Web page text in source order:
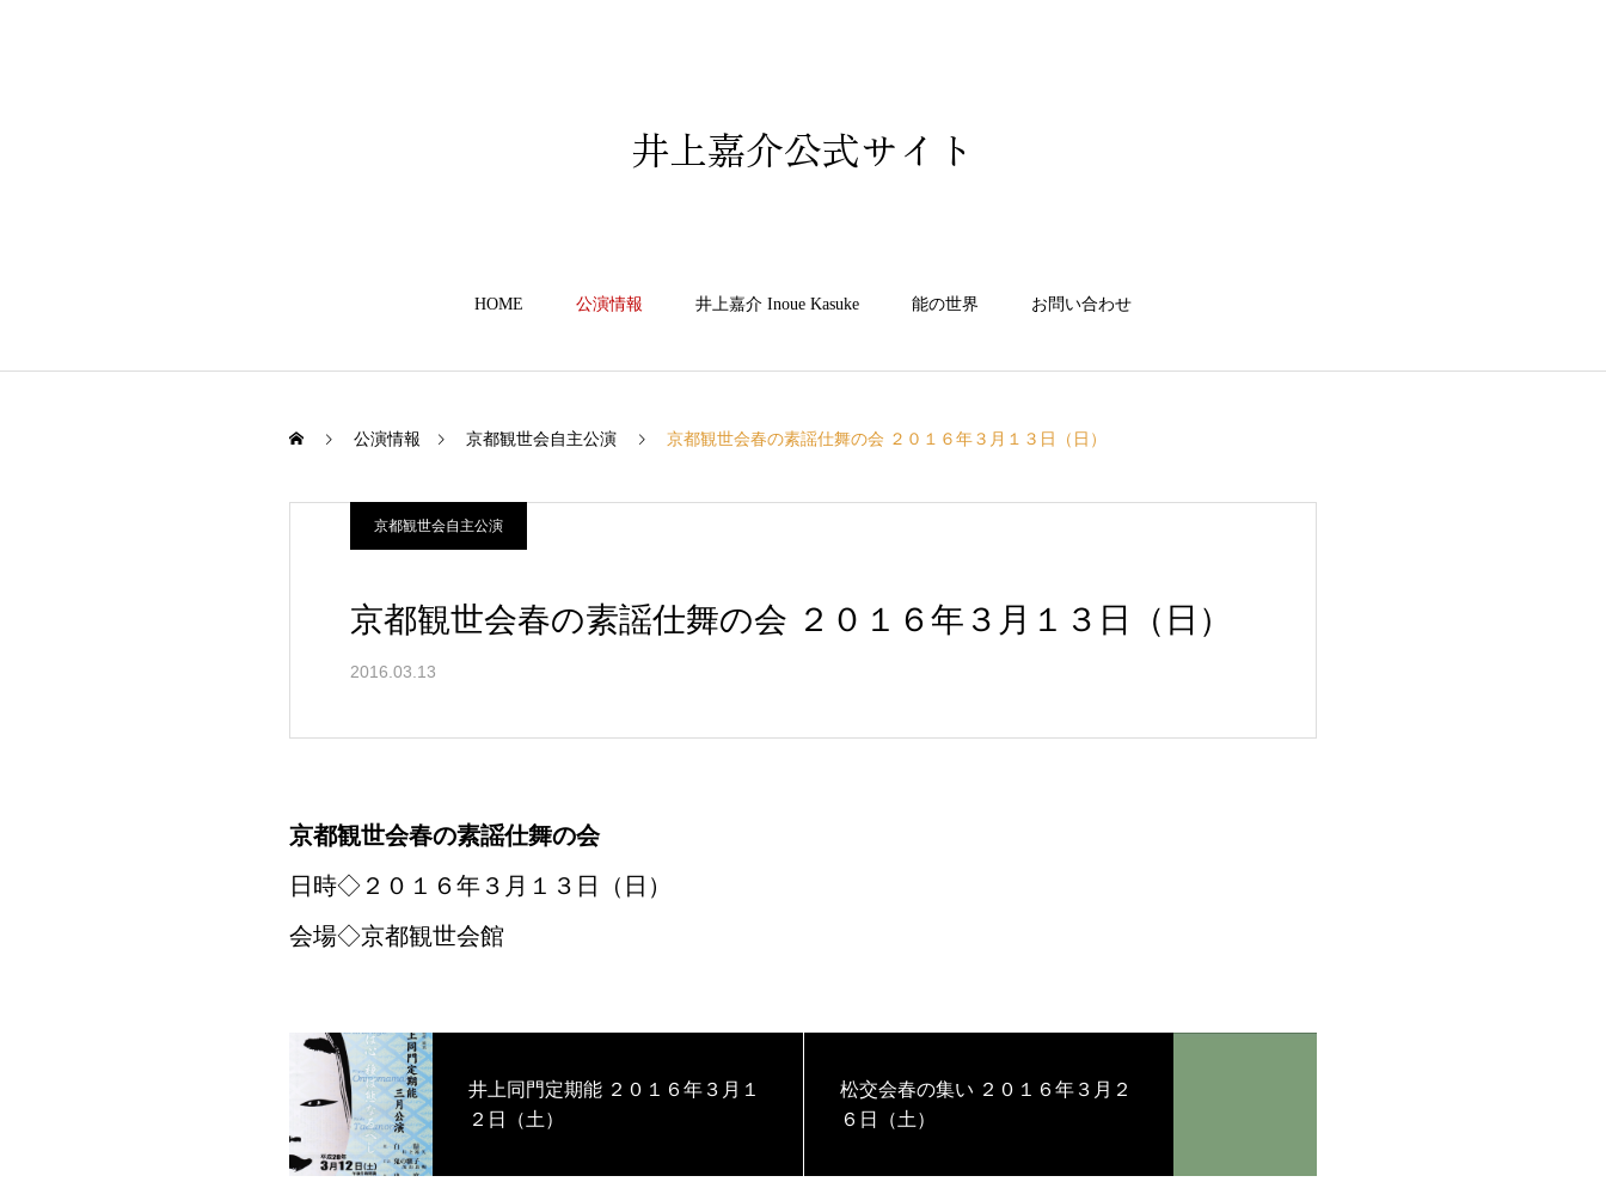
井上嘉介公式サイト
HOME 公演情報 井上嘉介 Inoue Kasuke 能の世界 お問い合わせ
公演情報 京都観世会自主公演 京都観世会春の素謡仕舞の会 ２０１６年３月１３日（日）
京都観世会自主公演
京都観世会春の素謡仕舞の会 ２０１６年３月１３日（日）
2016.03.13
京都観世会春の素謡仕舞の会
日時◇２０１６年３月１３日（日）
会場◇京都観世会館
井上同門定期能 ２０１６年３月１
２日（土）
松交会春の集い ２０１６年３月２
６日（土）